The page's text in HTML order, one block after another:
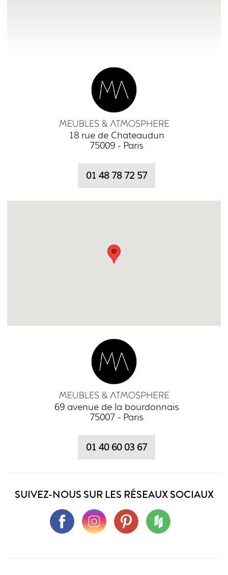
18 rue de Chateaudun
75009 - Paris
01 48 78 72 57
69 avenue de la bourdonnais
75007 - Paris
01 40 60 03 67
SUIVEZ-NOUS SUR LES RÉSEAUX SOCIAUX